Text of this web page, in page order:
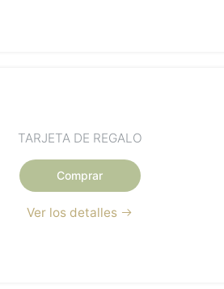
TARJETA DE REGALO
Comprar
Ver los detalles